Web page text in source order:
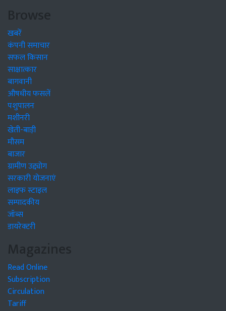
Browse
खबरें
कंपनी समाचार
सफल किसान
साक्षात्कार
बागवानी
औषधीय फसलें
पशुपालन
मशीनरी
खेती-बाड़ी
मौसम
बाजार
ग्रामीण उद्द्योग
सरकारी योजनाएं
लाइफ स्टाइल
सम्पादकीय
जॉब्स
डायरेक्टरी
Magazines
Read Online
Subscription
Circulation
Tariff